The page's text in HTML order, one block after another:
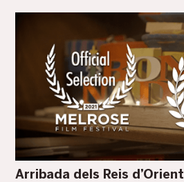
Arribada dels Reis d’Orient